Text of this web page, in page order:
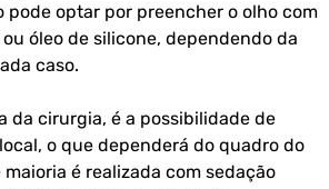
pode optar por preencher o olho com
óleo de silicone, dependendo da
caso.
da cirurgia, é a possibilidade de
o que dependerá do quadro do
é realizada com sedação